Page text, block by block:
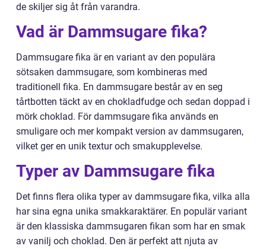
de skiljer sig åt från varandra.
Vad är Dammsugare fika?
Dammsugare fika är en variant av den populära
sötsaken dammsugare, som kombineras med
traditionell fika. En dammsugare består av en seg
tårtbotten täckt av en chokladfudge och sedan doppad i
mörk choklad. För dammsugare fika används en
smuligare och mer kompakt version av dammsugaren,
vilket ger en unik textur och smakupplevelse.
Typer av Dammsugare fika
Det finns flera olika typer av dammsugare fika, vilka alla
har sina egna unika smakkaraktärer. En populär variant
är den klassiska dammsugaren fikan som har en smak
av vanilj och choklad. Den är perfekt att njuta av